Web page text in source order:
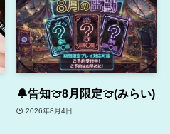
🔔告知🍈8月限定🍈(みらい)
2026年8月4日